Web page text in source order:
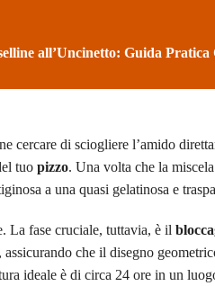
all’Uncinetto: Guida Pratica
cercare di sciogliere l’amido
tuo pizzo. Una volta che la
a una quasi gelatinosa e
La fase cruciale, tuttavia, è il
che il disegno
ideale è di circa 24 ore in un